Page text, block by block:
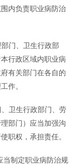
内负责职业病防治
门、卫生行政部
行政区域内职业病
有关部门在各自的
作。
卫生行政部门、劳
部门）应当加强沟
职权，承担责任。
制定职业病防治规